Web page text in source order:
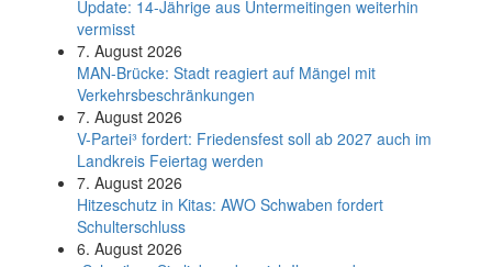
Update: 14-Jährige aus Untermeitingen weiterhin
vermisst
7. August 2026
MAN-Brücke: Stadt reagiert auf Mängel mit
Verkehrsbeschränkungen
7. August 2026
V-Partei­³ fordert: Friedens­fest soll ab 2027 auch im
Land­kreis Feier­tag werden
7. August 2026
Hitzeschutz in Kitas: AWO Schwaben fordert
Schulterschluss
6. August 2026